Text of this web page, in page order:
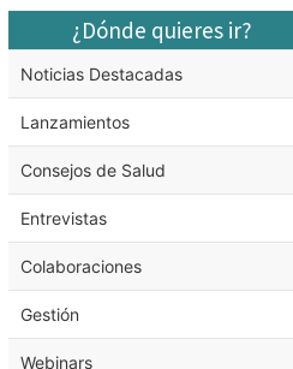
¿Dónde quieres ir?
Noticias Destacadas
Lanzamientos
Consejos de Salud
Entrevistas
Colaboraciones
Gestión
Webinars